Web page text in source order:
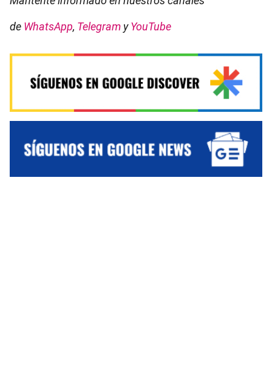
de WhatsApp, Telegram yYouTube